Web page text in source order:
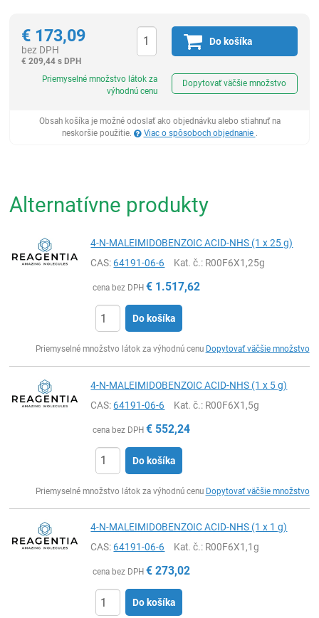
€ 173,09
bez DPH
€ 209,44 s DPH
Do košíka
Priemyselné množstvo látok za
výhodnú cenu
Dopytovať väčšie množstvo
Obsah košíka je možné odoslať ako objednávku alebo stiahnuť na
neskoršie použitie.
Viac o spôsoboch objednanie .
Alternatívne produkty
4-N-MALEIMIDOBENZOIC ACID-NHS (1 x 25 g)
CAS:64191-06-6 Kat. č.: R00F6X1,25g
cena bez DPH € 1.517,62
Do košíka
Priemyselné množstvo látok za výhodnú cenu Dopytovať väčšie množstvo
4-N-MALEIMIDOBENZOIC ACID-NHS (1 x 5 g)
CAS:64191-06-6 Kat. č.: R00F6X1,5g
cena bez DPH € 552,24
Do košíka
Priemyselné množstvo látok za výhodnú cenu Dopytovať väčšie množstvo
4-N-MALEIMIDOBENZOIC ACID-NHS (1 x 1 g)
CAS:64191-06-6 Kat. č.: R00F6X1,1g
cena bez DPH € 273,02
Do košíka